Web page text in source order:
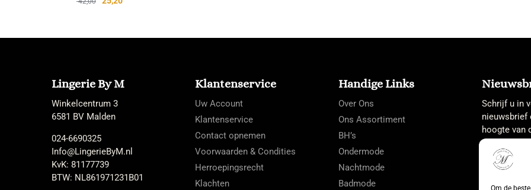
Om de
Lingerie By M
Winkelcentrum 3
6581 BV Malden
024-6690325
Info@LingerieByM.nl
KvK: 81177739
BTW: NL861971231B01
Klantenservice
Uw Account
Klantenservice
Contact opnemen
Voorwaarden & Condities
Herroepingsrecht
Klachten
Handige Links
Over Ons
Ons Assortiment
BH’s
Ondermode
Nachtmode
Badmode
Schrijf u in
nieuwsbrief
hoogte van